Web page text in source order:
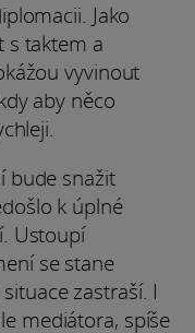
Jako
s taktem a
vyvinout
aby něco
bude snažit
k úplné
Ustoupí
se stane
zastraší. I
mediátora, spíše